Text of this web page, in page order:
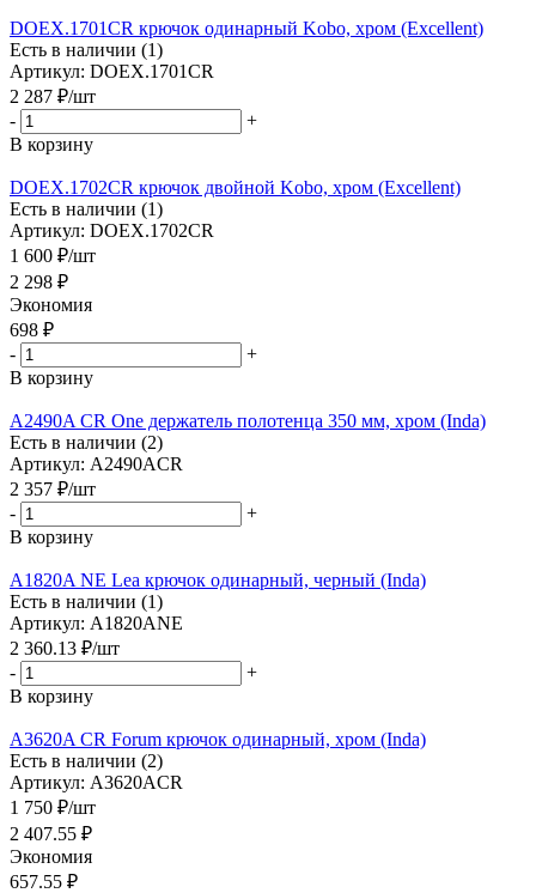
DOEX.1701CR крючок одинарный Kobo, хром (Excellent)
Есть в наличии (1)
Артикул: DOEX.1701CR
2 287 ₽/шт
-
+
В корзину
DOEX.1702CR крючок двойной Kobo, хром (Excellent)
Есть в наличии (1)
Артикул: DOEX.1702CR
1 600 ₽/шт
2 298 ₽
Экономия
698 ₽
-
+
В корзину
A2490A CR One держатель полотенца 350 мм, хром (Inda)
Есть в наличии (2)
Артикул: A2490ACR
2 357 ₽/шт
-
+
В корзину
A1820A NE Lea крючок одинарный, черный (Inda)
Есть в наличии (1)
Артикул: A1820ANE
2 360.13 ₽/шт
-
+
В корзину
A3620A CR Forum крючок одинарный, хром (Inda)
Есть в наличии (2)
Артикул: A3620ACR
1 750 ₽/шт
2 407.55 ₽
Экономия
657.55 ₽